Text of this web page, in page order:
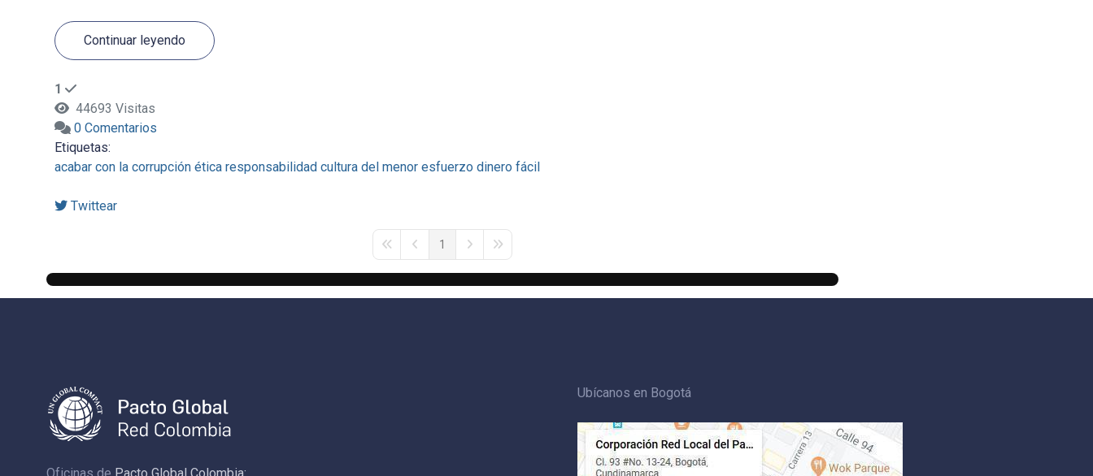
Continuar leyendo
1
44693 Visitas
0 Comentarios
Etiquetas:
acabar con la corrupción ética responsabilidad cultura del menor esfuerzo dinero fácil
Twittear
First PagePrevious Page
1
Next PageLast Page
Ubícanos en Bogotá